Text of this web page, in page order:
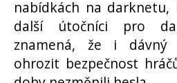
nabídkách na
další útočníci pro
znamená, že i dávný
ohrozit bezpečnost